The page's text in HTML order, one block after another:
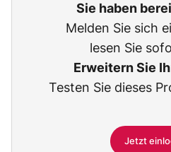
Sie haben
Melden Sie sich
lesen Sie
Erweitern Sie
Testen Sie dieses
Jetzt